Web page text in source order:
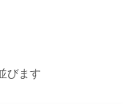
びます